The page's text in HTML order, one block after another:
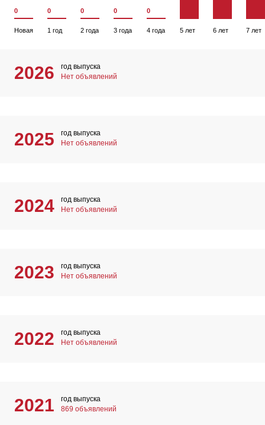
0
Новая
0
1 год
0
2 года
0
3 года
0
4 года 5 лет 6 лет 7 лет
2026
год выпуска
Нет объявлений
2025
год выпуска
Нет объявлений
2024
год выпуска
Нет объявлений
2023
год выпуска
Нет объявлений
2022
год выпуска
Нет объявлений
2021
год выпуска
869 объявлений